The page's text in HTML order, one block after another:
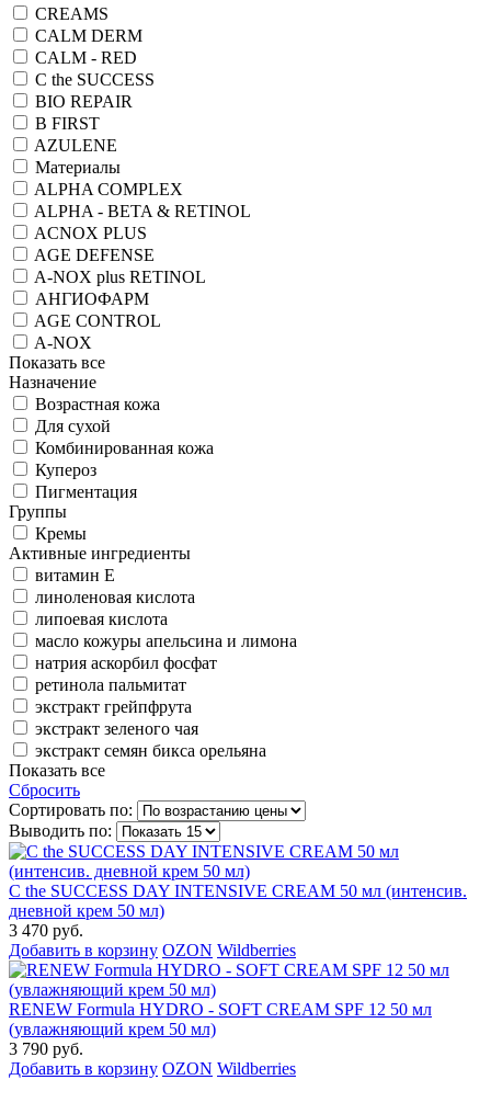
CREAMS
CALM DERM
CALM - RED
C the SUCCESS
BIO REPAIR
B FIRST
AZULENE
Материалы
ALPHA COMPLEX
ALPHA - BETA & RETINOL
ACNOX PLUS
AGE DEFENSE
A-NOX plus RETINOL
АНГИОФАРМ
AGE CONTROL
A-NOX
Показать все
Назначение
Возрастная кожа
Для сухой
Комбинированная кожа
Купероз
Пигментация
Группы
Кремы
Активные ингредиенты
витамин Е
линоленовая кислота
липоевая кислота
масло кожуры апельсина и лимона
натрия аскорбил фосфат
ретинола пальмитат
экстракт грейпфрута
экстракт зеленого чая
экстракт семян бикса орельяна
Показать все
Сбросить
Сортировать по:
Выводить по:
C the SUCCESS DAY INTENSIVE CREAM 50 мл (интенсив.
дневной крем 50 мл)
3 470 руб.
Добавить в корзину OZON Wildberries
RENEW Formula HYDRO - SOFT CREAM SPF 12 50 мл
(увлажняющий крем 50 мл)
3 790 руб.
Добавить в корзину OZON Wildberries